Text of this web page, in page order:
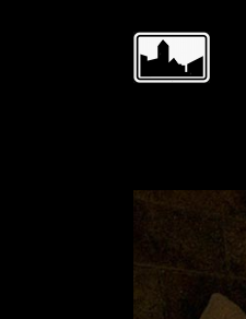
Videospeler